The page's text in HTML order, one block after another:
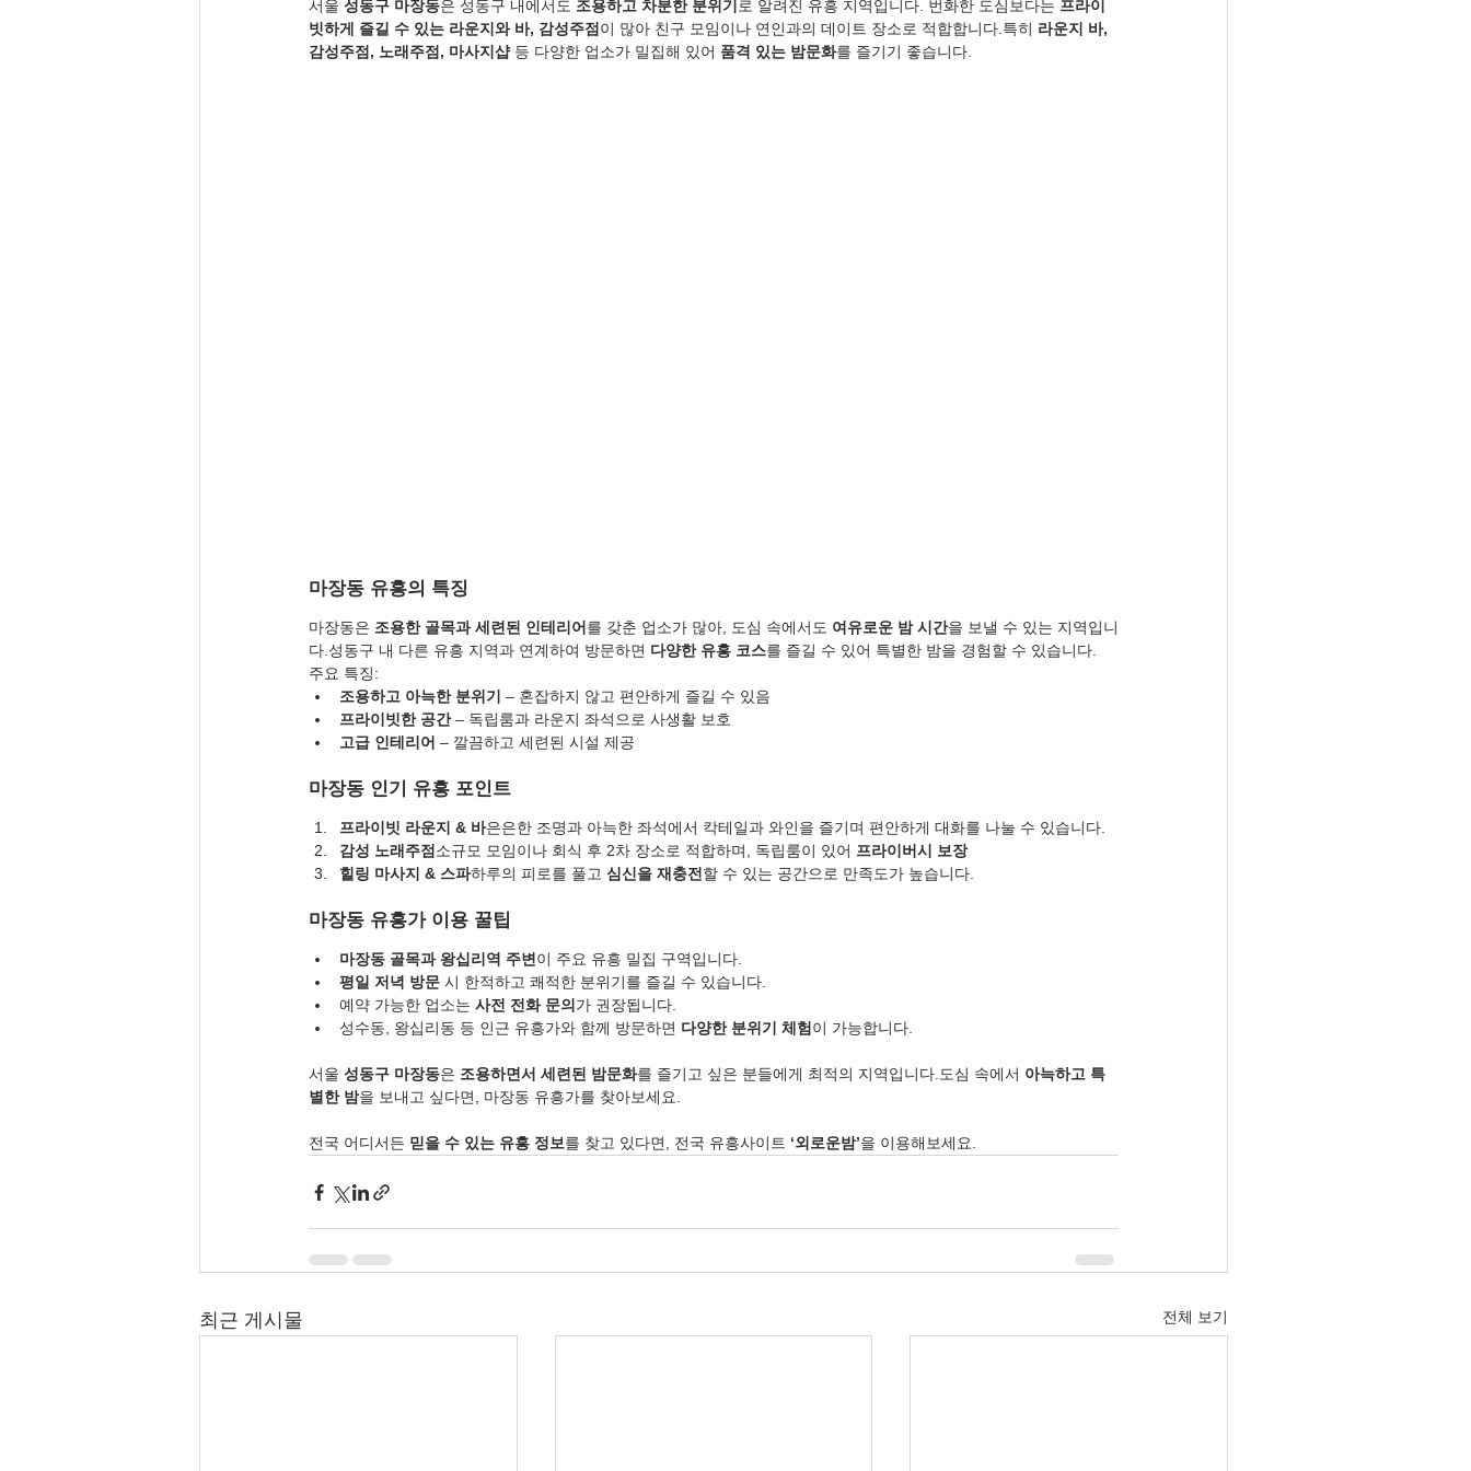
서울 성동구 마장동은 성동구 내에서도 조용하고 차분한 분위기 로 알려진 유흥 지역입니다. 번화한 도심보다는 프라이
빗하게 즐길 수 있는 라운지와 바, 감성주점 이 많아 친구 모임이나 연인과의 데이트 장소로 적합합니다.특히 라운지 바,
감성주점, 노래주점, 마사지샵 등 다양한 업소가 밀집해 있어 품격 있는 밤문화를 즐기기 좋습니다.
마장동 유흥의 특징
마장동은 조용한 골목과 세련된 인테리어 를 갖춘 업소가 많아, 도심 속에서도 여유로운 밤 시간을 보낼 수 있는 지역입니
다.성동구 내 다른 유흥 지역과 연계하여 방문하면 다양한 유흥 코스를 즐길 수 있어 특별한 밤을 경험할 수 있습니다.
주요 특징:
조용하고 아늑한 분위기
– 혼잡하지 않고 편안하게 즐길 수 있음
프라이빗한 공간 – 독립룸과 라운지 좌석으로 사생활 보호
고급 인테리어 – 깔끔하고 세련된 시설 제공
마장동 인기 유흥 포인트
프라이빗 라운지 & 바은은한 조명과 아늑한 좌석에서 칵테일과 와인을 즐기며 편안하게 대화를 나눌 수 있습니다.
감성 노래주점 소규모 모임이나 회식 후 2차 장소로 적합하며, 독립룸이 있어 프라이버시 보장
힐링 마사지 & 스파하루의 피로를 풀고 심신을 재충전할 수 있는 공간으로 만족도가 높습니다.
마장동 유흥가 이용 꿀팁
마장동 골목과 왕십리역 주변이 주요 유흥 밀집 구역입니다.
평일 저녁 방문 시 한적하고 쾌적한 분위기를 즐길 수 있습니다.
예약 가능한 업소는 사전 전화 문의 가 권장됩니다.
성수동, 왕십리동 등 인근 유흥가와 함께 방문하면 다양한 분위기 체험이 가능합니다.
서울 성동구 마장동은 조용하면서 세련된 밤문화를 즐기고 싶은 분들에게 최적의 지역입니다.도심 속에서 아늑하고 특
별한 밤을 보내고 싶다면, 마장동 유흥가를 찾아보세요.
전국 어디서든 믿을 수 있는 유흥 정보를 찾고 있다면, 전국 유흥사이트 ‘외로운밤’을 이용해보세요.
최근 게시물 전체 보기